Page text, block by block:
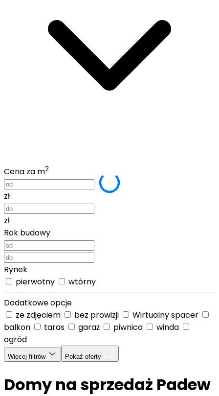
Cena za m2
zł
zł
Rok budowy
Rynek
pierwotny
wtórny
Dodatkowe opcje
ze zdjęciem
bez prowizji
Wirtualny spacer
balkon
taras garaż piwnica
winda
ogród
Więcej filtrów Pokaż oferty
Domy na sprzedaż Padew